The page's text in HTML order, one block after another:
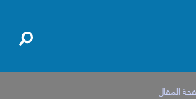
المقال